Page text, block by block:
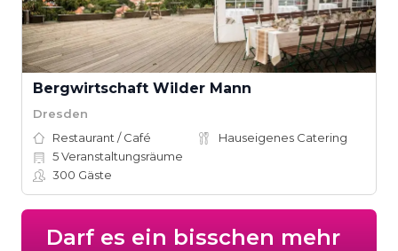
Bergwirtschaft Wilder Mann
Dresden
Restaurant / Café
Hauseigenes Catering
5Veranstaltungsräume
300 Gäste
Darf es ein bisschen mehr